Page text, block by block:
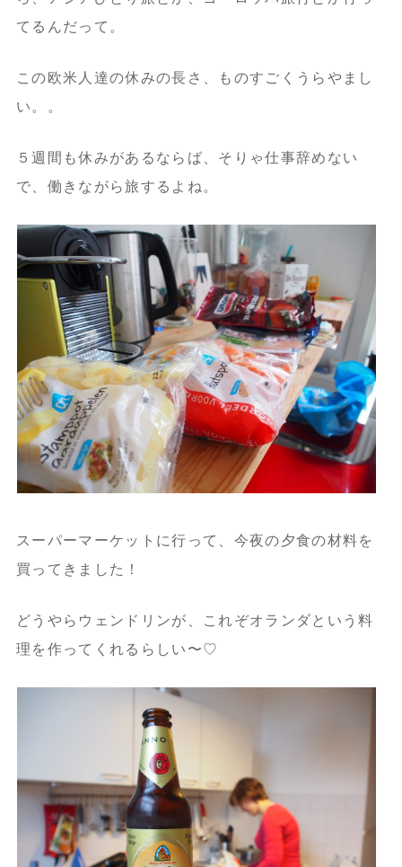
てるんだって。
この欧米人達の休みの長さ、ものすごくうらやまし
い。。
５週間も休みがあるならば、そりゃ仕事辞めない
で、働きながら旅するよね。
スーパーマーケットに行って、今夜の夕食の材料を
買ってきました！
どうやらウェンドリンが、これぞオランダという料
理を作ってくれるらしい〜♡